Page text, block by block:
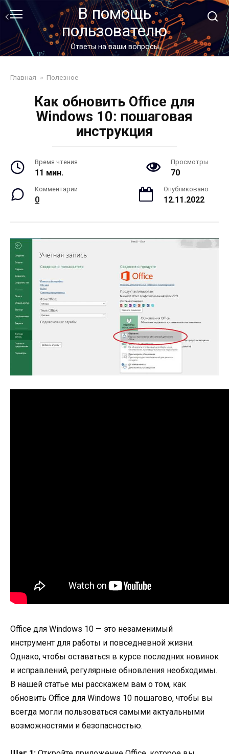
Перейти
контенту
В помощь
пользователю
Ответы на ваши вопросы
Главная » Полезное
Как обновить Office для
Windows 10: пошаговая
инструкция
Время чтения
11 мин.
Просмотры
70
Комментарии
0
Опубликовано
12.11.2022
Office для Windows 10 — это незаменимый
инструмент для работы и повседневной жизни.
Однако, чтобы оставаться в курсе последних новинок
и исправлений, регулярные обновления необходимы.
В нашей статье мы расскажем вам о том, как
обновить Office для Windows 10 пошагово, чтобы вы
всегда могли пользоваться самыми актуальными
возможностями и безопасностью.